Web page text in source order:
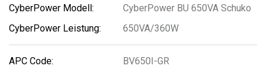
CyberPower BU 650VA Schuko
650VA/360W
BV650I-GR